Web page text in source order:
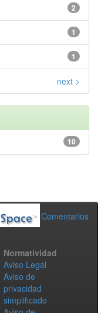
2
1
1
next >
10
Comentarios
Normatividad
Aviso Legal
Aviso de
privacidad
simplificado